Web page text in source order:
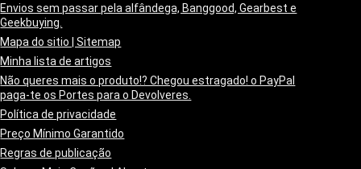
Envios sem passar pela alfândega, Banggood, Gearbest e
Geekbuying.
Mapa do sitio | Sitemap
Minha lista de artigos
Não queres mais o produto!? Chegou estragado! o PayPal
paga-te os Portes para o Devolveres.
Política de privacidade
Preço Mínimo Garantido
Regras de publicação